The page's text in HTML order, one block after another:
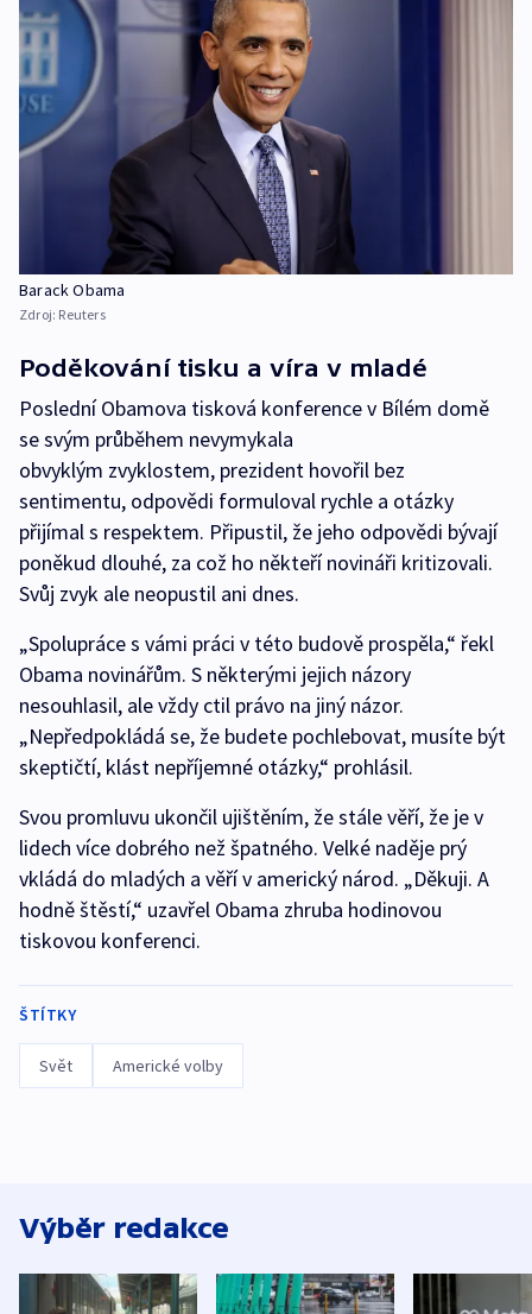
Barack Obama
Zdroj: Reuters
Poděkování tisku a víra v mladé
Poslední Obamova tisková konference v Bílém domě
se svým průběhem nevymykala
obvyklým zvyklostem, prezident hovořil bez
sentimentu, odpovědi formuloval rychle a otázky
přijímal s respektem. Připustil, že jeho odpovědi bývají
poněkud dlouhé, za což ho někteří novináři kritizovali.
Svůj zvyk ale neopustil ani dnes.
„Spolupráce s vámi práci v této budově prospěla,“ řekl
Obama novinářům. S některými jejich názory
nesouhlasil, ale vždy ctil právo na jiný názor.
„Nepředpokládá se, že budete pochlebovat, musíte být
skeptičtí, klást nepříjemné otázky,“ prohlásil.
Svou promluvu ukončil ujištěním, že stále věří, že je v
lidech více dobrého než špatného. Velké naděje prý
vkládá do mladých a věří v americký národ. „Děkuji. A
hodně štěstí,“ uzavřel Obama zhruba hodinovou
tiskovou konferenci.
ŠTÍTKY
Svět Americké volby
Výběr redakce